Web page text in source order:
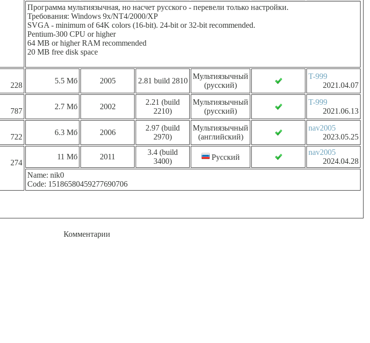
Программа мультиязычная, но насчет русского - перевели только настройки.
Требования: Windows 9x/NT4/2000/XP
SVGA - minimum of 64K colors (16-bit). 24-bit or 32-bit recommended.
Pentium-300 CPU or higher
64 MB or higher RAM recommended
20 MB free disk space
228
5.5 Мб 2005 2.81 build 2810
Мультиязычный
(русский)
T-999
2021.04.07
787
2.7 Мб 2002
2.21 (build
2210)
Мультиязычный
(русский)
T-999
2021.06.13
722
6.3 Мб 2006
2.97 (build
2970)
Мультиязычный
(английский)
nav2005
2023.05.25
274
11 Мб 2011
3.4 (build
3400)
Русский
nav2005
2024.04.28
Name: nik0
Code: 15186580459277690706
Комментарии